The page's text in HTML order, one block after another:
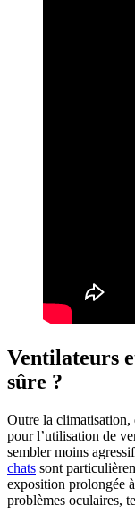
Ventilateurs
sûre ?
Outre la climatisation,
pour l’utilisation de
sembler moins
chats sont
exposition prolongée
problèmes oculaires,